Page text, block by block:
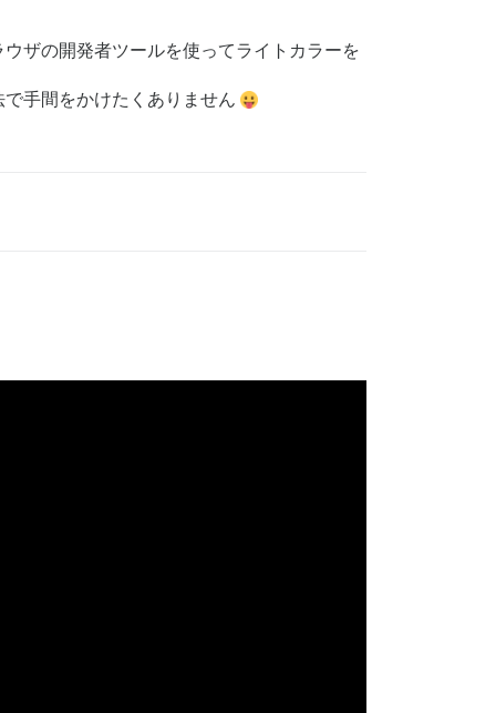
ザの開発者ツールを使ってライトカラーを
手間をかけたくありません